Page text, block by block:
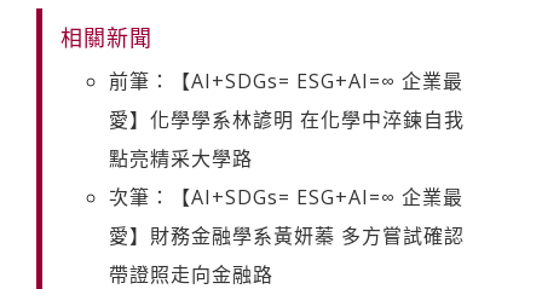
相關新聞
前筆：【AI+SDGs= ESG+AI=∞ 企業最
愛】化學學系林諺明 在化學中淬鍊自我
點亮精采大學路
次筆：【AI+SDGs= ESG+AI=∞ 企業最
愛】財務金融學系黃妍蓁 多方嘗試確認
帶證照走向金融路